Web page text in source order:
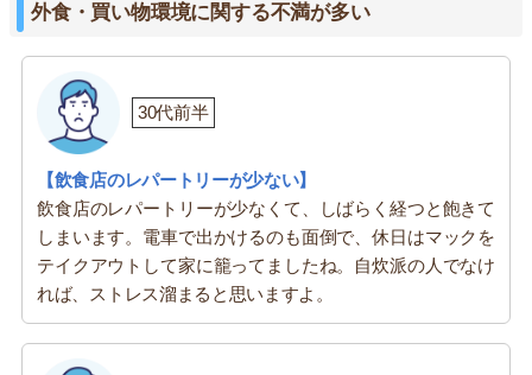
外食・買い物環境に関する不満が多い
30代前半
【飲食店のレパートリーが少ない】
飲食店のレパートリーが少なくて、しばらく経つと飽きて
しまいます。電車で出かけるのも面倒で、休日はマックを
テイクアウトして家に籠ってましたね。自炊派の人でなけ
れば、ストレス溜まると思いますよ。